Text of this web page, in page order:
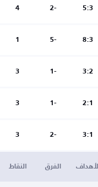
5:3
-2
4
8:3
-5
1
3:2
-1
3
2:1
-1
3
3:1
-2
3
الأهداف الفرق النقاط